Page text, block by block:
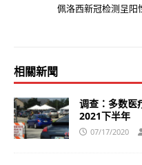
佩洛西新冠检测呈阳
相關新聞
调查：多数医
2021下半年
07/17/2020